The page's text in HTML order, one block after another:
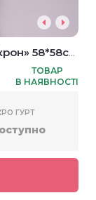
58*58см
ТОВАР
В НАЯВНОСТІ
ГУРТ